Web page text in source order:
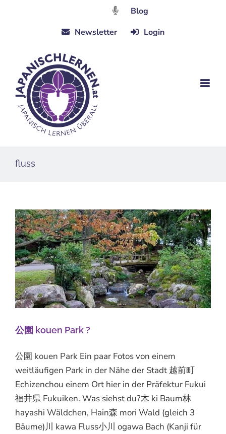
Blog
Newsletter
Login
fluss
公園 kouen Park ?
公園 kouen Park Ein paar Fotos von einem
weitläufigen Park in der Nähe der Stadt 越前町
Echizenchou einem Ort hier in der Präfektur Fukui
福井県 Fukuiken. Was siehst du?木 ki Baum林
hayashi Wäldchen, Hain森 mori Wald (gleich 3
Bäume)川 kawa Fluss小川 ogawa Bach (Kanji für